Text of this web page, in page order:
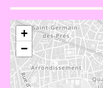
+
−